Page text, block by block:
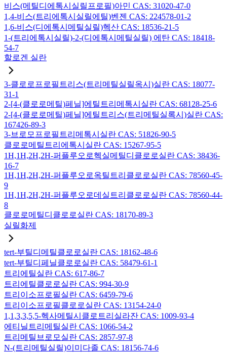
비스(메틸디에톡시실릴프로필)아민 CAS: 31020-47-0
1,4-비스(트리에톡시실릴에틸)벤젠 CAS: 224578-01-2
1,6-비스(디에톡시메틸실릴)헥산 CAS: 18536-21-5
1-(트리에톡시실릴)-2-(디에톡시메틸실릴) 에탄 CAS: 18418-
54-7
할로겐 실란
3-클로로프로필트리스(트리메틸실릴옥시)실란 CAS: 18077-
31-1
2-[4-(클로로메틸)페닐]에틸트리메톡시실란 CAS: 68128-25-6
2-[4-(클로로메틸)페닐]에틸트리스(트리메틸실록시)실란 CAS:
167426-89-3
3-브로모프로필트리메톡시실란 CAS: 51826-90-5
클로로메틸트리에톡시실란 CAS: 15267-95-5
1H,1H,2H,2H-퍼플루오로헥실메틸디클로로실란 CAS: 38436-
16-7
1H,1H,2H,2H-퍼플루오로옥틸트리클로로실란 CAS: 78560-45-
9
1H,1H,2H,2H-퍼플루오로데실트리클로로실란 CAS: 78560-44-
8
클로로메틸디클로로실란 CAS: 18170-89-3
실릴화제
tert-부틸디메틸클로로실란 CAS: 18162-48-6
tert-부틸디페닐클로로실란 CAS: 58479-61-1
트리에틸실란 CAS: 617-86-7
트리에틸클로로실란 CAS: 994-30-9
트리이소프로필실란 CAS: 6459-79-6
트리이소프로필클로로실란 CAS: 13154-24-0
1,1,3,3,5,5-헥사메틸시클로트리실라잔 CAS: 1009-93-4
에티닐트리메틸실란 CAS: 1066-54-2
트리메틸브로모실란 CAS: 2857-97-8
N-(트리메틸실릴)이미다졸 CAS: 18156-74-6